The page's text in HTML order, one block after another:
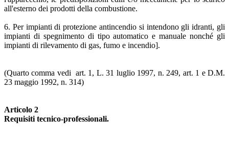
all'esterno dei prodotti della combustione.
6. Per impianti di protezione antincendio si intendono gli idranti, gli
impianti di spegnimento di tipo automatico e manuale nonché gli
impianti di rilevamento di gas, fumo e incendio].
(Quarto comma vedi art. 1, L. 31 luglio 1997, n. 249, art. 1 e D.M.
23 maggio 1992, n. 314)
Articolo 2
Requisiti tecnico-professionali.